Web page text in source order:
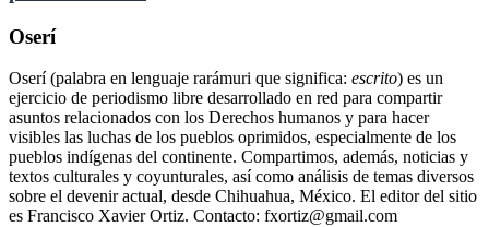
Oserí
Oserí (palabra en lenguaje rarámuri que significa: escrito) es un
ejercicio de periodismo libre desarrollado en red para compartir
asuntos relacionados con los Derechos humanos y para hacer
visibles las luchas de los pueblos oprimidos, especialmente de los
pueblos indígenas del continente. Compartimos, además, noticias y
textos culturales y coyunturales, así como análisis de temas diversos
sobre el devenir actual, desde Chihuahua, México. El editor del sitio
es Francisco Xavier Ortiz. Contacto: fxortiz@gmail.com